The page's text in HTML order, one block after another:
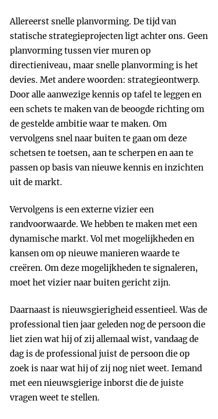
Allereerst snelle planvorming. De tijd van
statische strategieprojecten ligt achter ons. Geen
planvorming tussen vier muren op
directieniveau, maar snelle planvorming is het
devies. Met andere woorden: strategieontwerp.
Door alle aanwezige kennis op tafel te leggen en
een schets te maken van de beoogde richting om
de gestelde ambitie waar te maken. Om
vervolgens snel naar buiten te gaan om deze
schetsen te toetsen, aan te scherpen en aan te
passen op basis van nieuwe kennis en inzichten
uit de markt.
Vervolgens is een externe vizier een
randvoorwaarde. We hebben te maken met een
dynamische markt. Vol met mogelijkheden en
kansen om op nieuwe manieren waarde te
creëren. Om deze mogelijkheden te signaleren,
moet het vizier naar buiten gericht zijn.
Daarnaast is nieuwsgierigheid essentieel. Was de
professional tien jaar geleden nog de persoon die
liet zien wat hij of zij allemaal wist, vandaag de
dag is de professional juist de persoon die op
zoek is naar wat hij of zij nog niet weet. Iemand
met een nieuwsgierige inborst die de juiste
vragen weet te stellen.